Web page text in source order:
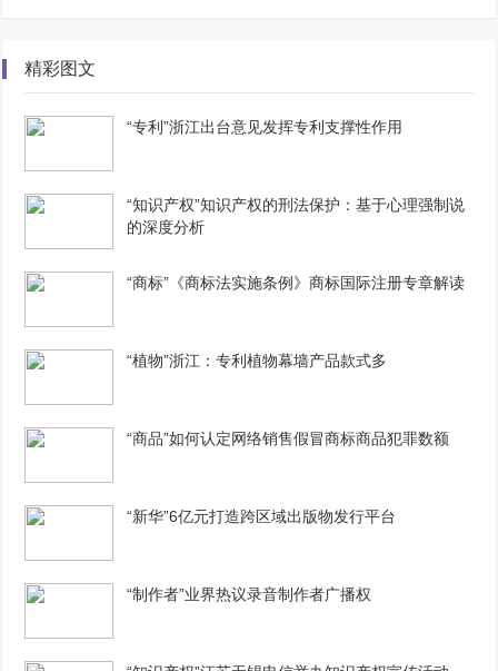
精彩图文
“专利”浙江出台意见发挥专利支撑性作用
“知识产权”知识产权的刑法保护：基于心理强制说
的深度分析
“商标”《商标法实施条例》商标国际注册专章解读
“植物”浙江：专利植物幕墙产品款式多
“商品”如何认定网络销售假冒商标商品犯罪数额
“新华”6亿元打造跨区域出版物发行平台
“制作者”业界热议录音制作者广播权